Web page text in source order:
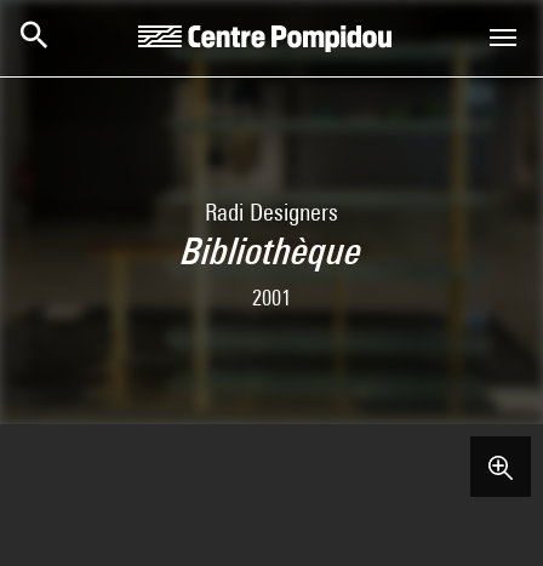
Radi Designers
Bibliothèque
2001